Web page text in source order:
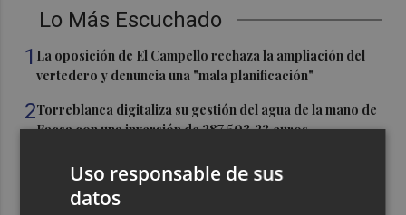
Lo Más Escuchado
1 La oposición de El Campello rechaza la ampliación del
vertedero y denuncia una "mala planificación"
2Torreblanca digitaliza su gestión del agua de la mano de
Facsa con una inversión de 287.503,23 euros
El 'Trofeu Taronja', en directo este sábado por À Punt
Uso responsable de sus
datos